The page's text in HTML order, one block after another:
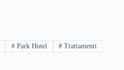
#Park Hotel # Trattamenti